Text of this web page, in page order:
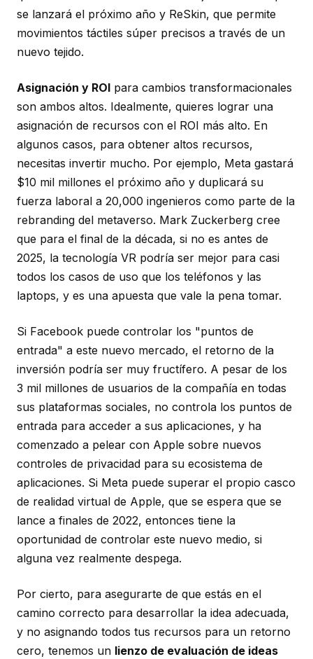
se lanzará el próximo año y ReSkin, que permite
movimientos táctiles súper precisos a través de un
nuevo tejido.
Asignación y ROI para cambios transformacionales
son ambos altos. Idealmente, quieres lograr una
asignación de recursos con el ROI más alto. En
algunos casos, para obtener altos recursos,
necesitas invertir mucho. Por ejemplo, Meta gastará
$10 mil millones el próximo año y duplicará su
fuerza laboral a 20,000 ingenieros como parte de la
rebranding del metaverso. Mark Zuckerberg cree
que para el final de la década, si no es antes de
2025, la tecnología VR podría ser mejor para casi
todos los casos de uso que los teléfonos y las
laptops, y es una apuesta que vale la pena tomar.
Si Facebook puede controlar los "puntos de
entrada" a este nuevo mercado, el retorno de la
inversión podría ser muy fructífero. A pesar de los
3 mil millones de usuarios de la compañía en todas
sus plataformas sociales, no controla los puntos de
entrada para acceder a sus aplicaciones, y ha
comenzado a pelear con Apple sobre nuevos
controles de privacidad para su ecosistema de
aplicaciones. Si Meta puede superar el propio casco
de realidad virtual de Apple, que se espera que se
lance a finales de 2022, entonces tiene la
oportunidad de controlar este nuevo medio, si
alguna vez realmente despega.
Por cierto, para asegurarte de que estás en el
camino correcto para desarrollar la idea adecuada,
y no asignando todos tus recursos para un retorno
cero, tenemos un lienzo de evaluación de ideas